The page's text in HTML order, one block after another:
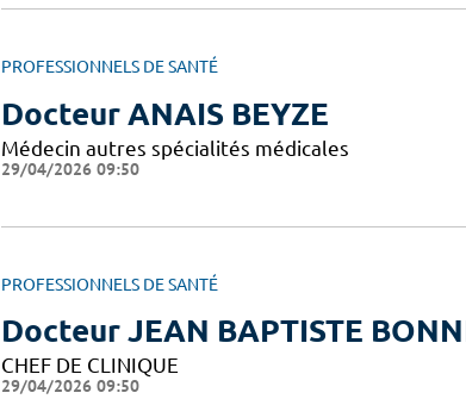
PROFESSIONNELS DE SANTÉ
Docteur ANAIS BEYZE
Médecin autres spécialités médicales
29/04/2026 09:50
PROFESSIONNELS DE SANTÉ
Docteur JEAN BAPTISTE
CHEF DE CLINIQUE
29/04/2026 09:50